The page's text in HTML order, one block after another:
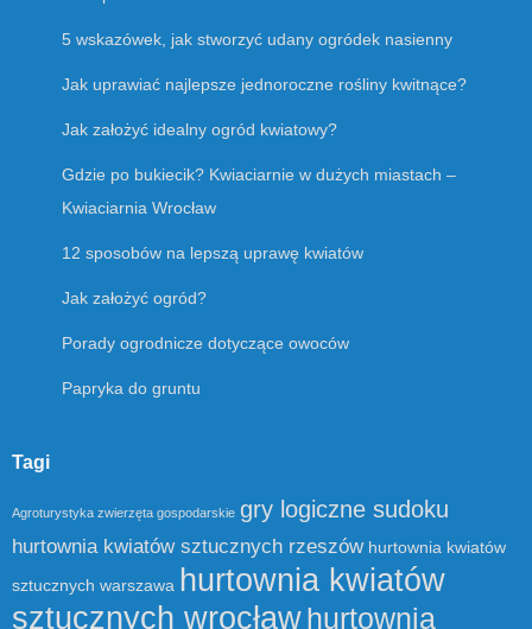
5 wskazówek, jak stworzyć udany ogródek nasienny
Jak uprawiać najlepsze jednoroczne rośliny kwitnące?
Jak założyć idealny ogród kwiatowy?
Gdzie po bukiecik? Kwiaciarnie w dużych miastach –
Kwiaciarnia Wrocław
12 sposobów na lepszą uprawę kwiatów
Jak założyć ogród?
Porady ogrodnicze dotyczące owoców
Papryka do gruntu
Tagi
Agroturystyka zwierzęta gospodarskie gry logiczne sudoku
hurtownia kwiatów sztucznych rzeszów hurtownia kwiatów
sztucznych warszawa hurtownia kwiatów
sztucznych wrocławhurtownia